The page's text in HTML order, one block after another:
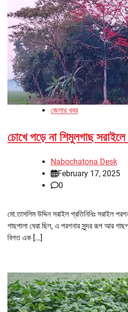
জেলার খবর
চোখে পড়ে না শিমুলগাছ
Nabochatona Desk
February 17, 2025
0
মো.তাসলিম উদ্দিন সরাইল প্রতিনিধিঃ সরাইল
গাছপালা ঘেরা ছিল, এ পরগনার সুন্দর রূপ আর
বিগত এক […]